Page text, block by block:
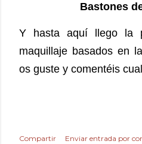
Bastones
Y hasta aquí llego la
maquillaje basados en
os guste y comentéis
Compartir
Enviar entrada por